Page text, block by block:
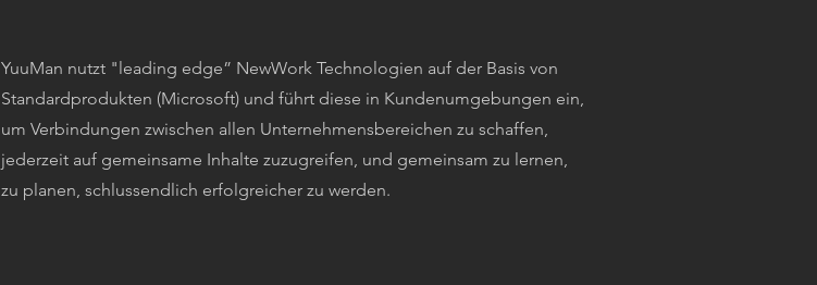
YuuMan nutzt "leading edge” NewWork Technologien auf der Basis von
Standardprodukten (Microsoft) und führt diese in Kundenumgebungen ein,
um Verbindungen zwischen allen Unternehmensbereichen zu schaffen,
jederzeit auf gemeinsame Inhalte zuzugreifen, und gemeinsam zu lernen,
zu planen, schlussendlich erfolgreicher zu werden.